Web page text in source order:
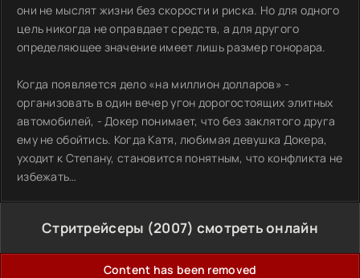
они не мыслят жизни без скорости и риска. Но для одного
цель никогда не оправдает средств, а для другого
определяющее значение имеет лишь размер гонорара.
Когда появляется дело «на миллион долларов» -
организовать в один вечер угон дорогостоящих элитных
автомобилей, - Докер понимает, что без заклятого друга
ему не обойтись. Когда Катя, любимая девушка Докера,
уходит к Степану, становится понятным, что конфликта не
избежать…
Стритрейсеры (2007) смотреть онлайн
Content has been removed